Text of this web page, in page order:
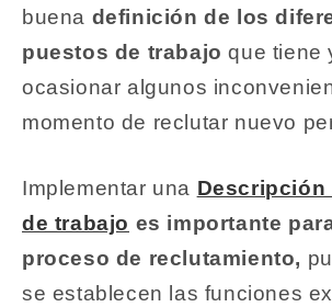
buena definición de los
puestos de trabajo que tiene
ocasionar algunos
momento de reclutar nuevo
Implementar una Descripción
de trabajo es importante
proceso de reclutamiento,
se establecen las funciones